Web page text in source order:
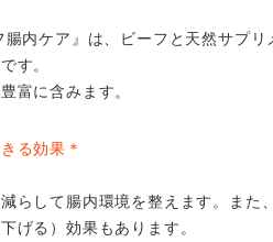
腸内ケア』は、ビーフと天然サプリ
す。
富に含みます。
る効果＊
らして腸内環境を整えます。また
げる）効果もあります。